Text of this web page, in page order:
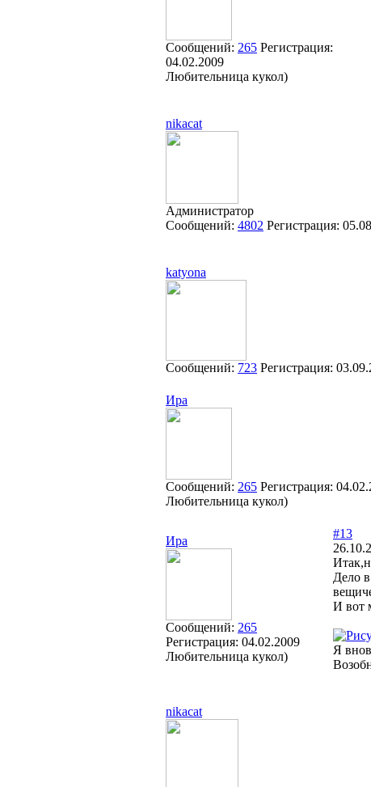
Сообщений: 265 Регистрация:
04.02.2009
Любительница кукол)
nikacat
Администратор
Сообщений: 4802 Регистрация:
katyona
Сообщений: 723 Регистрация:
Ира
Сообщений: 265 Регистрация:
Любительница кукол)
Ира
Сообщений: 265
Регистрация: 04.02.2009
Любительница кукол)
#13
Дело
И вот
Я
nikacat